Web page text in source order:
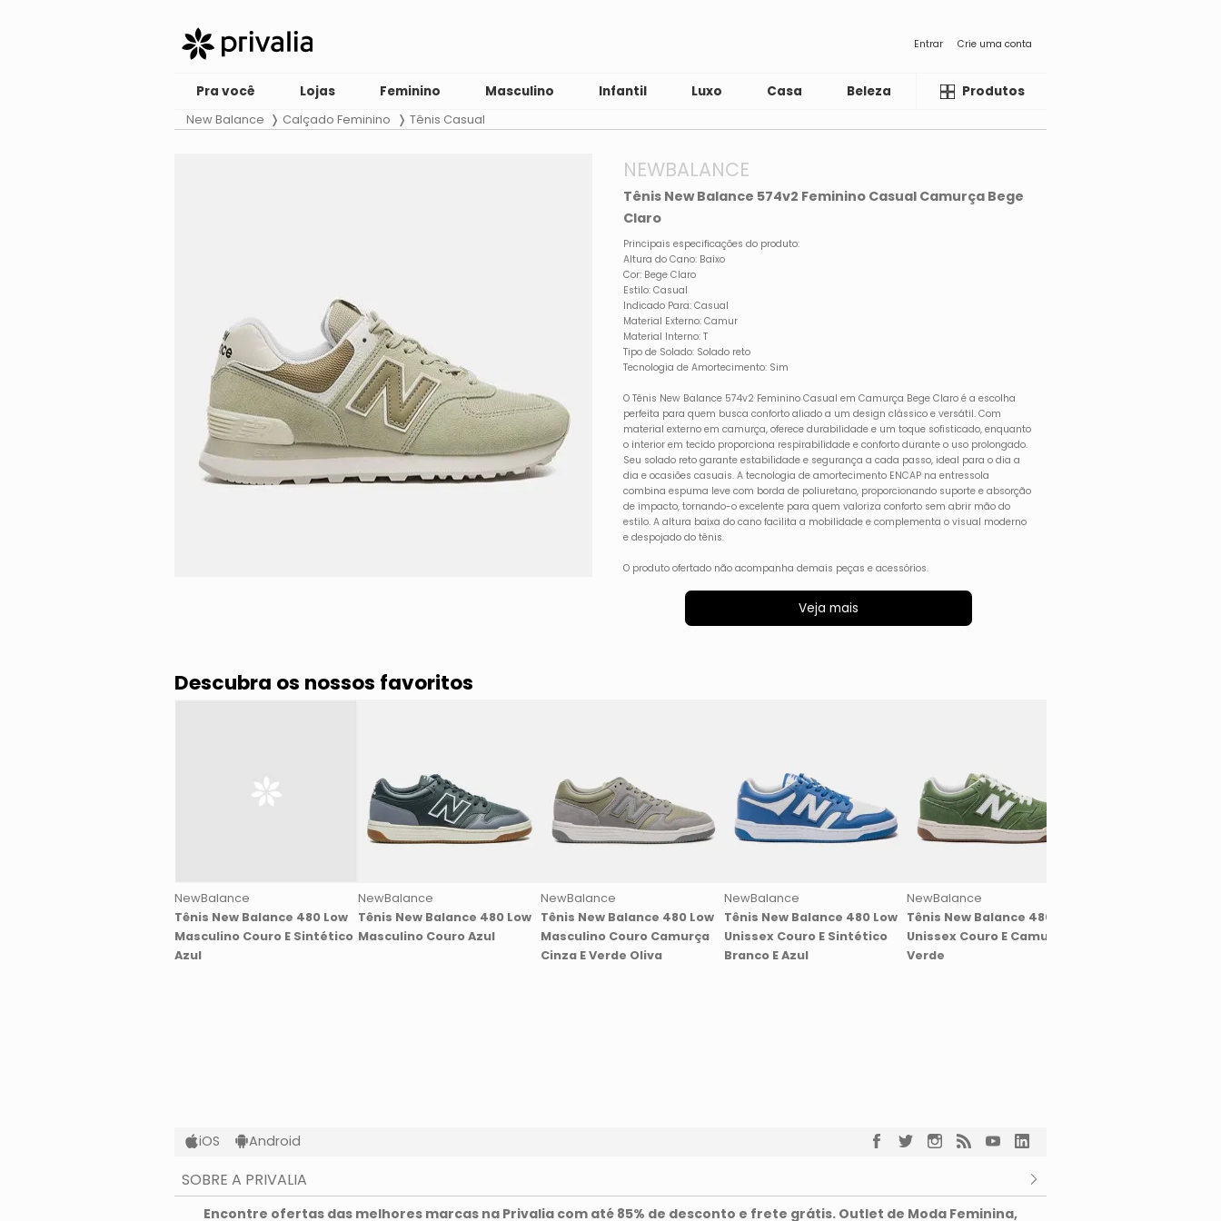
Entrar Crie uma conta
Pra você Lojas Feminino Masculino Infantil Luxo Casa Beleza LiquidaProdutos
New Balance Calçado Feminino Tênis Casual
NEWBALANCE
Tênis New Balance 574v2 Feminino Casual Camurça Bege
Claro
Principais especificações do produto:
Altura do Cano: Baixo
Cor: Bege Claro
Estilo: Casual
Indicado Para: Casual
Material Externo: Camur
Material Interno: T
Tipo de Solado: Solado reto
Tecnologia de Amortecimento: Sim
O Tênis New Balance 574v2 Feminino Casual em Camurça Bege Claro é a escolha
perfeita para quem busca conforto aliado a um design clássico e versátil. Com
material externo em camurça, oferece durabilidade e um toque sofisticado, enquanto
o interior em tecido proporciona respirabilidade e conforto durante o uso prolongado.
Seu solado reto garante estabilidade e segurança a cada passo, ideal para o dia a
dia e ocasiões casuais. A tecnologia de amortecimento ENCAP na entressola
combina espuma leve com borda de poliuretano, proporcionando suporte e absorção
de impacto, tornando-o excelente para quem valoriza conforto sem abrir mão do
estilo. A altura baixa do cano facilita a mobilidade e complementa o visual moderno
e despojado do tênis.
O produto ofertado não acompanha demais peças e acessórios.
Veja mais
Descubra os nossos favoritos
NewBalance
Tênis New Balance 480 Low
Masculino Couro E Sintético
Azul
NewBalance
Tênis New Balance 480 Low
Masculino Couro Azul
NewBalance
Tênis New Balance 480 Low
Masculino Couro Camurça
Cinza E Verde Oliva
NewBalance
Tênis New Balance 480 Low
Unissex Couro E Sintético
Branco E Azul
NewBalance
Tênis New Balance 480 Low
Unissex Couro E Camurça
Verde
iOS Android
SOBRE A PRIVALIA
O que é a Privalia?
Encontre ofertas das melhores marcas na Privalia com até 85% de desconto e frete grátis. Outlet de Moda Feminina,